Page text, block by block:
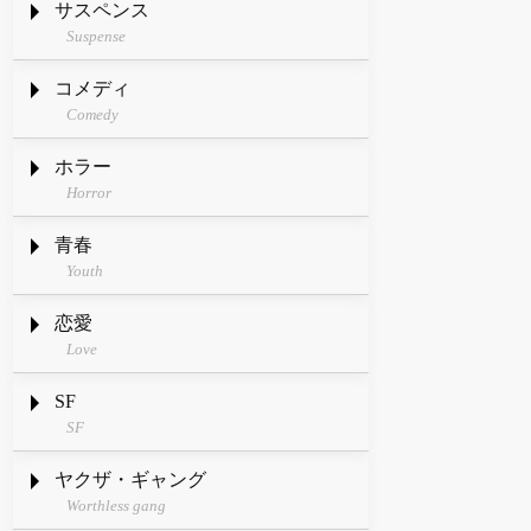
サスペンス
Suspense
コメディ
Comedy
ホラー
Horror
青春
Youth
恋愛
Love
SF
SF
ヤクザ・ギャング
Worthless gang